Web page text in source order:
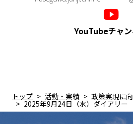
YouTubeチャ
トップ 活動・実績 政策実現に
2025年9月24日（水）ダイアリー